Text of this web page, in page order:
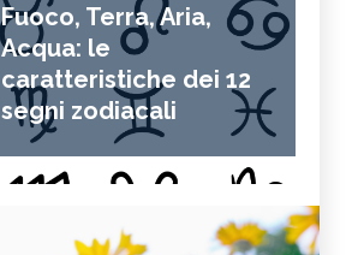
Fuoco, Terra, Aria,
Acqua: le
caratteristiche dei 12
segni zodiacali